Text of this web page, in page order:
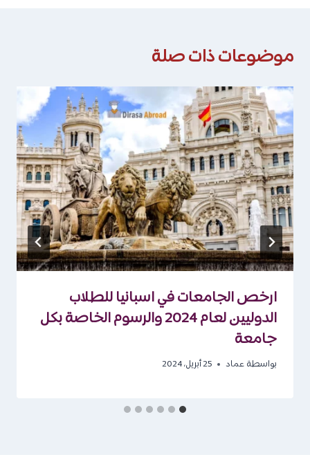
موضوعات ذات صلة
ارخص الجامعات في اسبانيا للطلاب
الدوليين لعام 2024 والرسوم الخاصة بكل
جامعة
بواسطة عماد 25 أبريل، 2024